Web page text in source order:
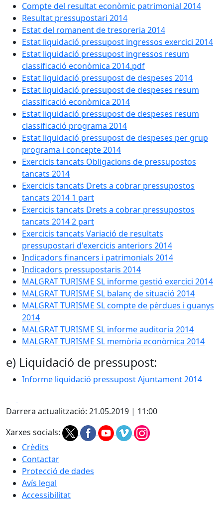
Compte del resultat econòmic patrimonial 2014
Resultat pressupostari 2014
Estat del romanent de tresoreria 2014
Estat liquidació pressupost ingressos exercici 2014
Estat liquidació pressupost ingressos resum
classificació econòmica 2014.pdf
Estat liquidació pressupost de despeses 2014
Estat liquidació pressupost de despeses resum
classificació econòmica 2014
Estat liquidació pressupost de despeses resum
classificació programa 2014
Estat liquidació pressupost de despeses per grup
programa i concepte 2014
Exercicis tancats Obligacions de pressupostos
tancats 2014
Exercicis tancats Drets a cobrar pressupostos
tancats 2014 1 part
Exercicis tancats Drets a cobrar pressupostos
tancats 2014 2 part
Exercicis tancats Variació de resultats
pressupostari d'exercicis anteriors 2014
Indicadors financers i patrimonials 2014
Indicadors pressupostaris 2014
MALGRAT TURISME SL informe gestió exercici 2014
MALGRAT TURISME SL balanç de situació 2014
MALGRAT TURISME SL compte de pèrdues i guanys
2014
MALGRAT TURISME SL informe auditoria 2014
MALGRAT TURISME SL memòria econòmica 2014
e) Liquidació de pressupost:
Informe liquidació pressupost Ajuntament 2014
Darrera actualització: 21.05.2019 | 11:00
Xarxes socials:
Crèdits
Contactar
Protecció de dades
Avís legal
Accessibilitat